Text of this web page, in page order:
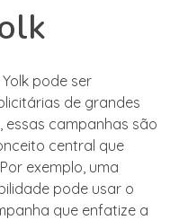
pode ser
de grandes
essas campanhas são
central que
exemplo, uma
pode usar o
que enfatize a